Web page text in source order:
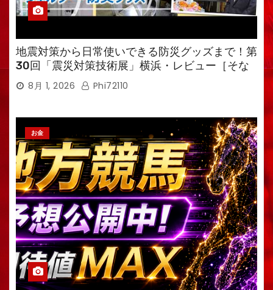
地震対策から日常使いできる防災グッズまで！第
30回「震災対策技術展」横浜・レビュー［そな
えるTV・高荷智也］
8月 1, 2026 Phi72110
お金